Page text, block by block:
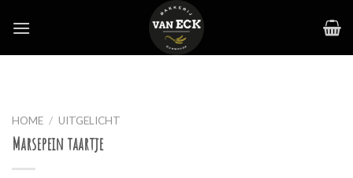
HOME / UITGELICHT
Marsepein taartje